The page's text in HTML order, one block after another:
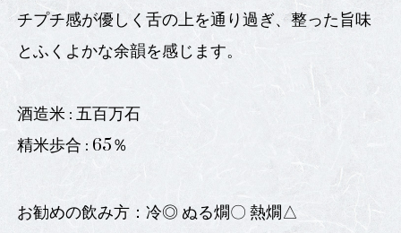
チプチ感が優しく舌の上を通り過ぎ、整った旨味
とふくよかな余韻を感じます。
酒造米 : 五百万石
精米歩合 : 65％
お勧めの飲み方：冷◎ ぬる燗〇 熱燗△